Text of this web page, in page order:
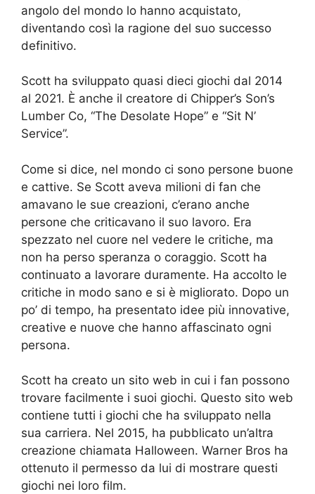
angolo del mondo lo hanno acquistato,
diventando così la ragione del suo successo
definitivo.
Scott ha sviluppato quasi dieci giochi dal 2014
al 2021. È anche il creatore di Chipper’s Son’s
Lumber Co, “The Desolate Hope” e “Sit N’
Service”.
Come si dice, nel mondo ci sono persone buone
e cattive. Se Scott aveva milioni di fan che
amavano le sue creazioni, c’erano anche
persone che criticavano il suo lavoro. Era
spezzato nel cuore nel vedere le critiche, ma
non ha perso speranza o coraggio. Scott ha
continuato a lavorare duramente. Ha accolto le
critiche in modo sano e si è migliorato. Dopo un
po’ di tempo, ha presentato idee più innovative,
creative e nuove che hanno affascinato ogni
persona.
Scott ha creato un sito web in cui i fan possono
trovare facilmente i suoi giochi. Questo sito web
contiene tutti i giochi che ha sviluppato nella
sua carriera. Nel 2015, ha pubblicato un’altra
creazione chiamata Halloween. Warner Bros ha
ottenuto il permesso da lui di mostrare questi
giochi nei loro film.